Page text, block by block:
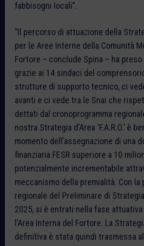
fabbisogni locali”.
“Il percorso di attuazione della
per le Aree Interne della Comunità
Fortore – conclude Spina – ha preso
grazie ai 14 sindaci del
strutture di supporto tecnico, ci
avanti e ci vede tra le Snai che
dettati dal cronoprogramma
nostra Strategia d’Area ‘F.A.R.O.’ è
momento dell’assegnazione di una
finanziaria FESR superiore a 10
potenzialmente incrementabile
meccanismo della premialità. Con la
regionale del Preliminare di
2025, si è entrati nella fase
l’Area Interna del Fortore. La
definitiva è stata quindi trasmessa